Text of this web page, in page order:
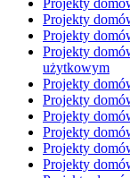
Projekty
Projekty
Projekty
Projekty
użytkowym
Projekty
Projekty
Projekty
Projekty
Projekty
Projekty